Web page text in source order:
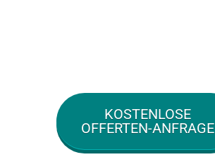
KOSTENLOSE
OFFERTEN-ANFRAGE